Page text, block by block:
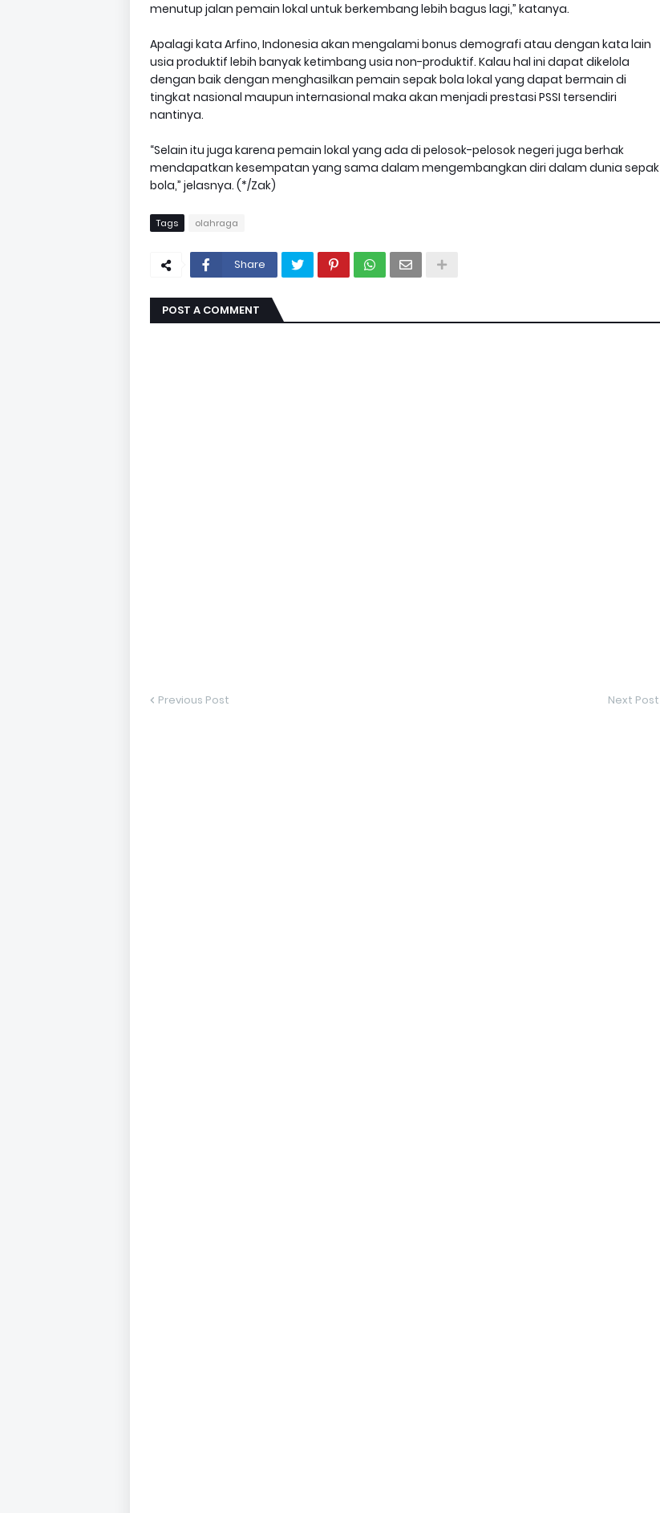
menutup jalan pemain lokal untuk berkembang lebih bagus lagi,” katanya.
Apalagi kata Arfino, Indonesia akan mengalami bonus demografi atau dengan kata lain
usia produktif lebih banyak ketimbang usia non-produktif. Kalau hal ini dapat dikelola
dengan baik dengan menghasilkan pemain sepak bola lokal yang dapat bermain di
tingkat nasional maupun internasional maka akan menjadi prestasi PSSI tersendiri
nantinya.
“Selain itu juga karena pemain lokal yang ada di pelosok-pelosok negeri juga berhak
mendapatkan kesempatan yang sama dalam mengembangkan diri dalam dunia sepak
bola,” jelasnya. (*/Zak)
Tags olahraga
Share
POST A COMMENT
Previous Post Next Post